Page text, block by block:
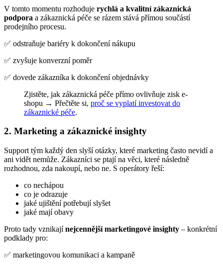
V tomto momentu rozhoduje rychlá a kvalitní zákaznická
podpora a zákaznická péče se rázem stává přímou součástí
prodejního procesu.
✅ odstraňuje bariéry k dokončení nákupu
✅ zvyšuje konverzní poměr
✅ dovede zákazníka k dokončení objednávky
Zjistěte, jak zákaznická péče přímo ovlivňuje zisk e-
shopu → Přečtěte si, proč se vyplatí investovat do
zákaznické péče.
2. Marketing a zákaznické insighty
Support tým každý den slyší otázky, které marketing často nevidí a
ani vidět nemůže. Zákazníci se ptají na věci, které následně
rozhodnou, zda nakoupí, nebo ne. S operátory řeší:
co nechápou
co je odrazuje
jaké ujištění potřebují slyšet
jaké mají obavy
Proto tady vznikajínejcennější marketingové insighty – konkrétní
podklady pro:
✅ marketingovou komunikaci a kampaně